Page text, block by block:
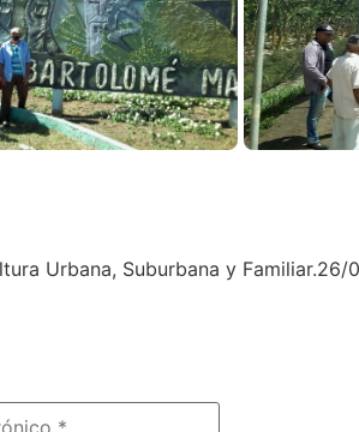
Urbana, Suburbana y Familiar.26/